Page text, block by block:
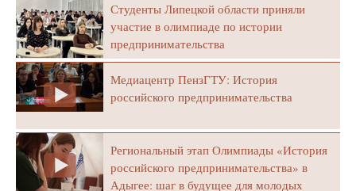
Студенты Липецкой области приняли
участие в олимпиаде по истории
предпринимательства
Медиацентр ПензГТУ: История
российского предпринимательства
Региональный этап Олимпиады «История
российского предпринимательства» в
Адыгее: шаг в будущее для молодых